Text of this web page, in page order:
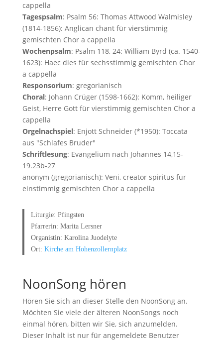
cappella
Tagespsalm: Psalm 56: Thomas Attwood Walmisley
(1814-1856): Anglican chant für vierstimmig
gemischten Chor a cappella
Wochenpsalm: Psalm 118, 24: William Byrd (ca. 1540-
1623): Haec dies für sechsstimmig gemischten Chor
a cappella
Responsorium: gregorianisch
Choral: Johann Crüger (1598-1662): Komm, heiliger
Geist, Herre Gott für vierstimmig gemischten Chor a
cappella
Orgelnachspiel: Enjott Schneider (*1950): Toccata
aus "Schlafes Bruder"
Schriftlesung: Evangelium nach Johannes 14,15-
19.23b-27
anonym (gregorianisch): Veni, creator spiritus für
einstimmig gemischten Chor a cappella
Liturgie: Pfingsten
Pfarrerin: Marita Lersner
Organistin: Karolina Juodelyte
Ort:Kirche am Hohenzollernplatz
NoonSong hören
Hören Sie sich an dieser Stelle den NoonSong an.
Möchten Sie viele der älteren NoonSongs noch
einmal hören, bitten wir Sie, sich anzumelden.
Dieser Inhalt ist nur für angemeldete Benutzer